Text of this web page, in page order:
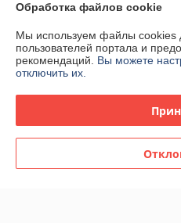
Контакты
Доставка и оплата
Полная версия сайта
Политика обработки cookies
Обработка файлов cookie
Мы используем файлы cookies
пользователей портала и
рекомендаций. Вы можете
отключить их.